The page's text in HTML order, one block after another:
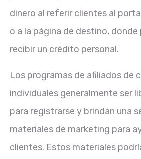
dinero al referir clientes al
o a la página de destino,
recibir un crédito personal.
Los programas de afiliados de
individuales generalmente ser
para registrarse y brindan una
materiales de marketing para
clientes. Estos materiales